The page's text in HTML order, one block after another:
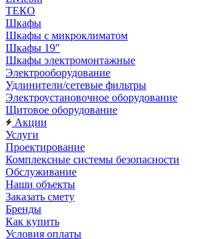
ТЕКО
Шкафы
Шкафы с микроклиматом
Шкафы 19"
Шкафы электромонтажные
Электрооборудование
Удлинители/сетевые фильтры
Электроустановочное оборудование
Щитовое оборудование
Акции
Услуги
Проектирование
Комплексные системы безопасности
Обслуживание
Наши объекты
Заказать смету
Бренды
Как купить
Условия оплаты